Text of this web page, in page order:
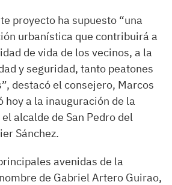
proyecto ha supuesto “una
urbanística que contribuirá a
de vida de los vecinos, a la
y seguridad, tanto peatones
destacó el consejero, Marcos
hoy a la inauguración de la
alcalde de San Pedro del
Sánchez.
avenidas de la
de Gabriel Artero Guirao,